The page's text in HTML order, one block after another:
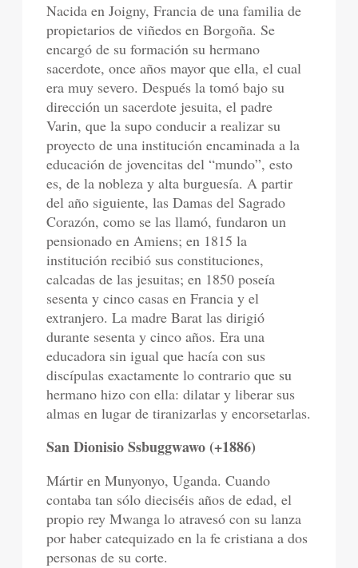
Nacida en Joigny, Francia de una familia de
propietarios de viñedos en Borgoña. Se
encargó de su formación su hermano
sacerdote, once años mayor que ella, el cual
era muy severo. Después la tomó bajo su
dirección un sacerdote jesuita, el padre
Varin, que la supo conducir a realizar su
proyecto de una institución encaminada a la
educación de jovencitas del “mundo”, esto
es, de la nobleza y alta burguesía. A partir
del año siguiente, las Damas del Sagrado
Corazón, como se las llamó, fundaron un
pensionado en Amiens; en 1815 la
institución recibió sus constituciones,
calcadas de las jesuitas; en 1850 poseía
sesenta y cinco casas en Francia y el
extranjero. La madre Barat las dirigió
durante sesenta y cinco años. Era una
educadora sin igual que hacía con sus
discípulas exactamente lo contrario que su
hermano hizo con ella: dilatar y liberar sus
almas en lugar de tiranizarlas y encorsetarlas.
San Dionisio Ssbuggwawo (+1886)
Mártir en Munyonyo, Uganda. Cuando
contaba tan sólo dieciséis años de edad, el
propio rey Mwanga lo atravesó con su lanza
por haber catequizado en la fe cristiana a dos
personas de su corte.